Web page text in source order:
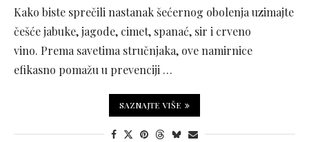
Kako biste sprečili nastanak šećernog obolenja uzimajte
češće jabuke, jagode, cimet, spanać, sir i crveno
vino. Prema savetima stručnjaka, ove namirnice
efikasno pomažu u prevenciji …
SAZNAJTE VIŠE